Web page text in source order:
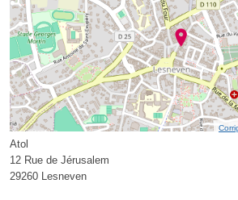
Atol
12 Rue de Jérusalem
29260 Lesneven